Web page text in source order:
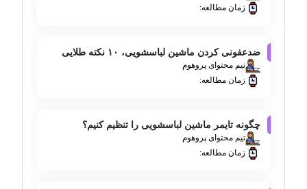
زمان مطالعه:
ضدعفونی کردن ماشین لباسشویی، ۱۰ نکته طلایی
تیم محتوای پروهوم
زمان مطالعه:
چگونه تایمر ماشین لباسشویی را تنظیم کنیم؟
تیم محتوای پروهوم
زمان مطالعه: